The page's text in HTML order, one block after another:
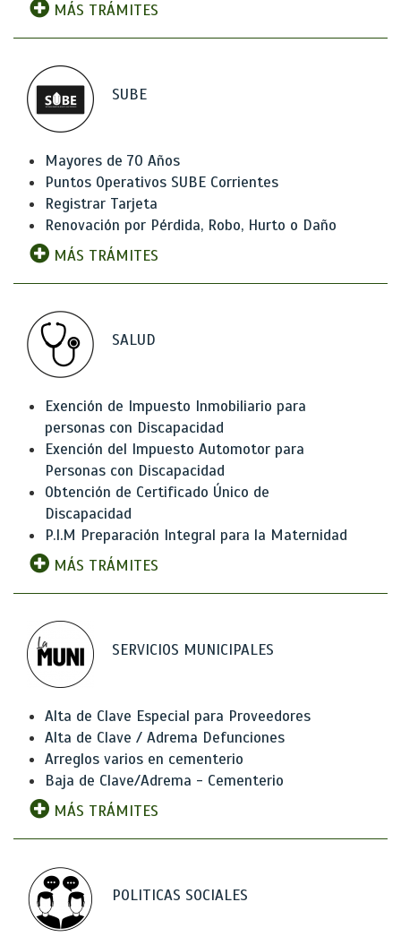
MÁS TRÁMITES
SUBE
Mayores de 70 Años
Puntos Operativos SUBE Corrientes
Registrar Tarjeta
Renovación por Pérdida, Robo, Hurto o Daño
MÁS TRÁMITES
SALUD
Exención de Impuesto Inmobiliario para
personas con Discapacidad
Exención del Impuesto Automotor para
Personas con Discapacidad
Obtención de Certificado Único de
Discapacidad
P.I.M Preparación Integral para la Maternidad
MÁS TRÁMITES
SERVICIOS MUNICIPALES
Alta de Clave Especial para Proveedores
Alta de Clave / Adrema Defunciones
Arreglos varios en cementerio
Baja de Clave/Adrema - Cementerio
MÁS TRÁMITES
POLITICAS SOCIALES